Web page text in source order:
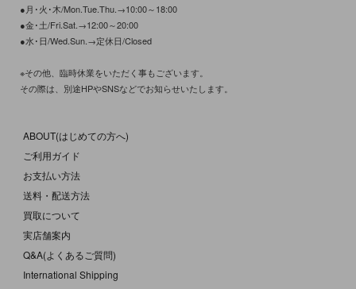
●月･火･木/Mon.Tue.Thu.→10:00～18:00
●金･土/Fri.Sat.→12:00～20:00
●水･日/Wed.Sun.→定休日/Closed
※その他、臨時休業をいただく事もございます。
その際は、別途HPやSNSなどでお知らせいたします。
ABOUT(はじめての方へ)
ご利用ガイド
お支払い方法
送料・配送方法
買取について
実店舗案内
Q&A(よくあるご質問)
International Shipping